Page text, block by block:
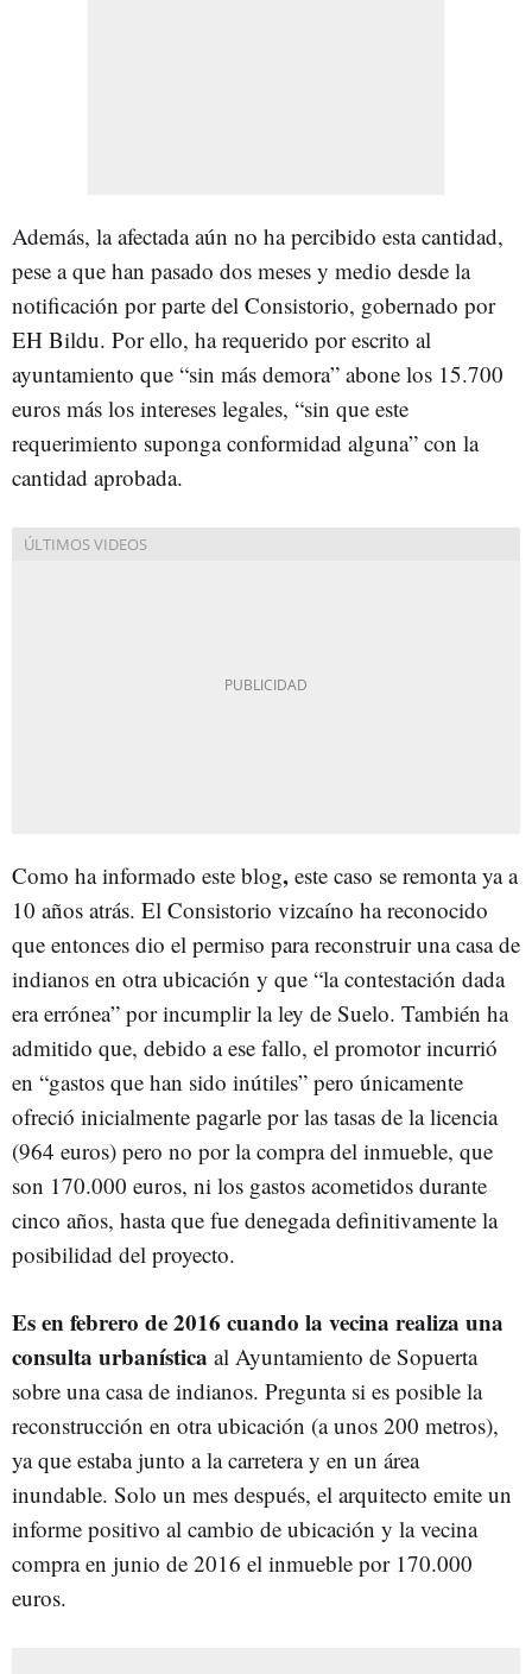
Además, la afectada aún no ha percibido esta cantidad,
pese a que han pasado dos meses y medio desde la
notificación por parte del Consistorio, gobernado por
EH Bildu. Por ello, ha requerido por escrito al
ayuntamiento que “sin más demora” abone los 15.700
euros más los intereses legales, “sin que este
requerimiento suponga conformidad alguna” con la
cantidad aprobada.
Como ha informado este blog, este caso se remonta ya a
10 años atrás. El Consistorio vizcaíno ha reconocido
que entonces dio el permiso para reconstruir una casa de
indianos en otra ubicación y que “la contestación dada
era errónea” por incumplir la ley de Suelo. También ha
admitido que, debido a ese fallo, el promotor incurrió
en “gastos que han sido inútiles” pero únicamente
ofreció inicialmente pagarle por las tasas de la licencia
(964 euros) pero no por la compra del inmueble, que
son 170.000 euros, ni los gastos acometidos durante
cinco años, hasta que fue denegada definitivamente la
posibilidad del proyecto.
Es en febrero de 2016 cuando la vecina realiza una
consulta urbanística al Ayuntamiento de Sopuerta
sobre una casa de indianos. Pregunta si es posible la
reconstrucción en otra ubicación (a unos 200 metros),
ya que estaba junto a la carretera y en un área
inundable. Solo un mes después, el arquitecto emite un
informe positivo al cambio de ubicación y la vecina
compra en junio de 2016 el inmueble por 170.000
euros.